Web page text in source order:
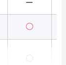
ー
〇
〇